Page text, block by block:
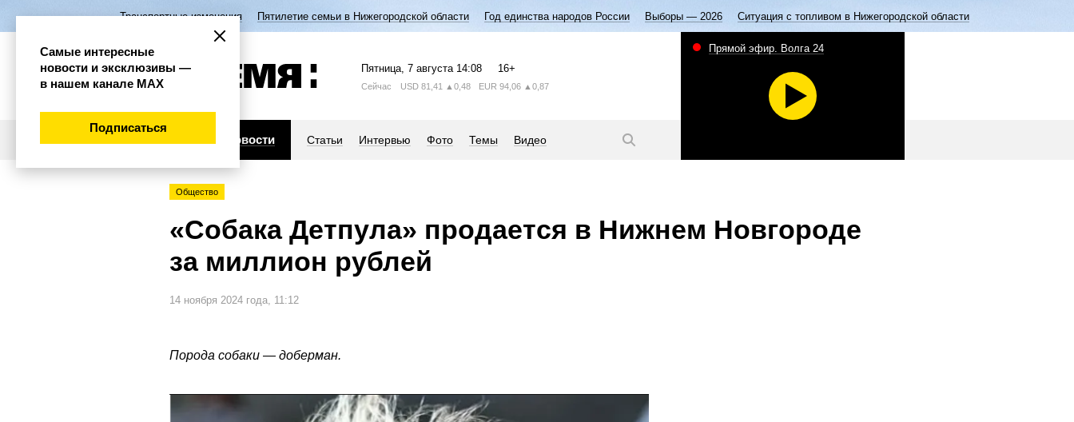
Транспортные изменения Пятилетие семьи в Нижегородской области Год единства народов России Выборы — 2026 Ситуация с топливом в Нижегородской области
Пятница, 7 августа 14:08 16+
Сейчас USD 81,41 ▲0,48 EUR 94,06 ▲0,87
Новости Статьи Интервью Фото Темы Видео
Прямой эфир. Волга 24
Общество
«Собака Детпула» продается в Нижнем Новгороде
за миллион рублей
14 ноября 2024 года, 11:12
Порода собаки — доберман.
Самые интересные
новости и эксклюзивы —
в нашем канале МАХ
Подписаться